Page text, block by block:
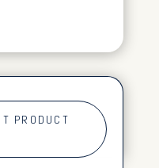
PRODUCT